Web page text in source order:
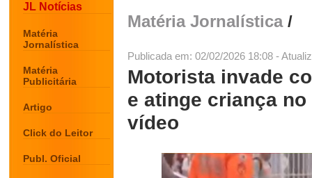
JL Notícias
Matéria
Jornalística
Matéria
Publicitária
Artigo
Click do Leitor
Publ. Oficial
Matéria Jornalística/
Publicada em: 02/02/2026 18:08 -
Motorista invade
e atinge criança
vídeo